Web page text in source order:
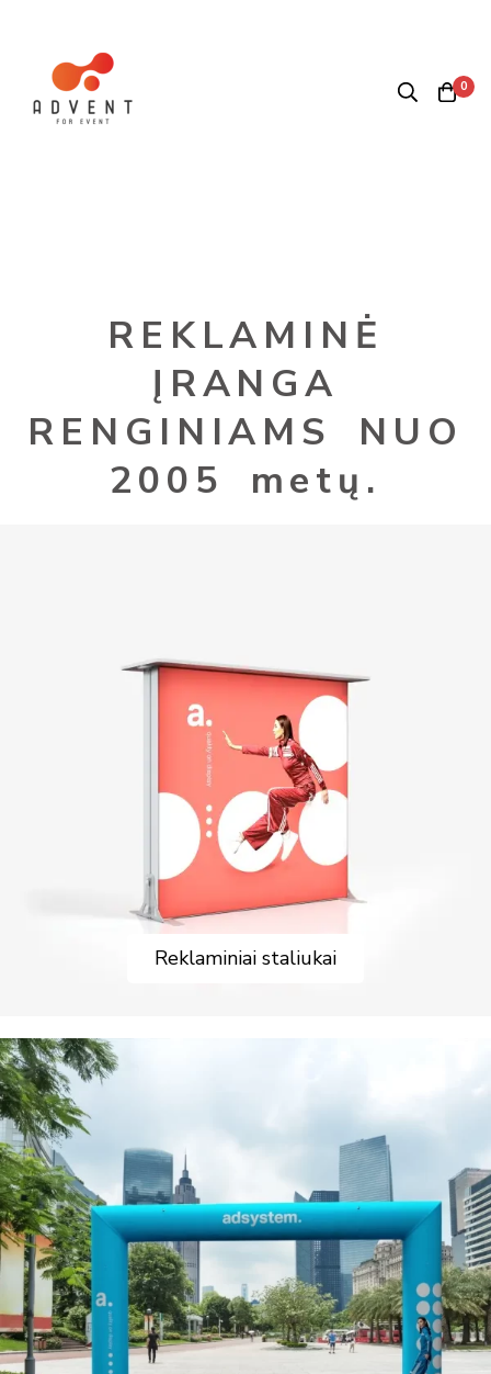
0
REKLAMINĖ
ĮRANGA
RENGINIAMS NUO
2005 metų.
Reklaminiai staliukai